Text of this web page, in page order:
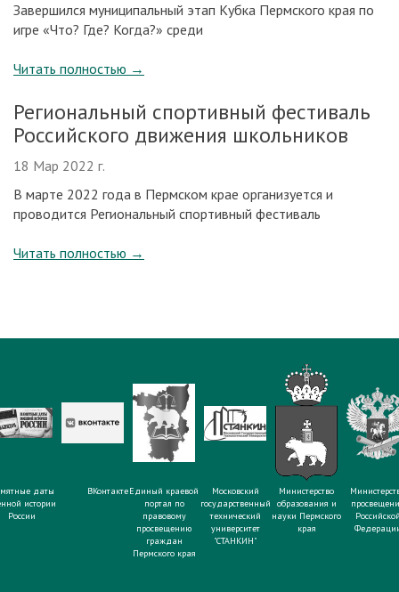
Завершился муниципальный этап Кубка Пермского края по
игре «Что? Где? Когда?» среди
Читать полностью →
Региональный спортивный фестиваль
Российского движения школьников
18 Мар 2022 г.
В марте 2022 года в Пермском крае организуется и
проводится Региональный спортивный фестиваль
Читать полностью →
даты
истории
России
ВКонтактеЕдиный краевой
портал по
правовому
просвещению
граждан
Пермского края
Московский
государственный
технический
университет
"СТАНКИН"
Министерство
образования и
науки Пермского
края